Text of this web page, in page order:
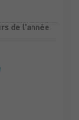
de l'année